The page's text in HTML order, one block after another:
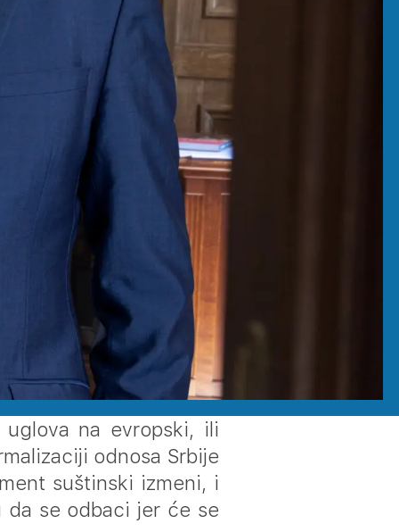
na evropski, ili
odnosa Srbije
suštinski izmeni, i
da se odbaci jer će se